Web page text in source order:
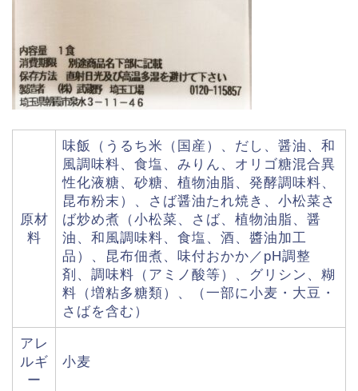
原材
料
味飯（うるち米（国産）、だし、醤油、和
風調味料、食塩、みりん、オリゴ糖混合異
性化液糖、砂糖、植物油脂、発酵調味料、
昆布粉末）、さば醤油たれ焼き、小松菜さ
ば炒め煮（小松菜、さば、植物油脂、醤
油、和風調味料、食塩、酒、醬油加工
品）、昆布佃煮、味付おかか／pH調整
剤、調味料（アミノ酸等）、グリシン、糊
料（増粘多糖類）、（一部に小麦・大豆・
さばを含む）
アレ
ルギ
ー
小麦